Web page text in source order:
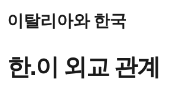
이탈리아와 한국
한.이 외교 관계